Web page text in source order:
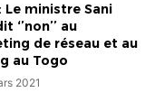
Le ministre Sani
‘’non’’ au
de réseau et au
au Togo
2021